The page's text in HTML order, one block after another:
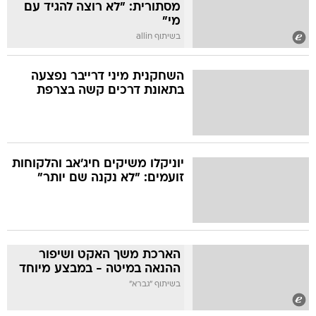
מסתורית: "לא רוצה להגיד עם
מי"
בשיתוף allin
השחקנית מיני דרייבר נפצעה
בתאונת דרכים קשה בצרפת
יוניקלו משיקים חיג'אב והלקוחות
זועמים: "לא נקנה שם יותר"
הארכת משך האקט ושיפור
ההנאה במיטה - במבצע מיוחד
בשיתוף "גברא"